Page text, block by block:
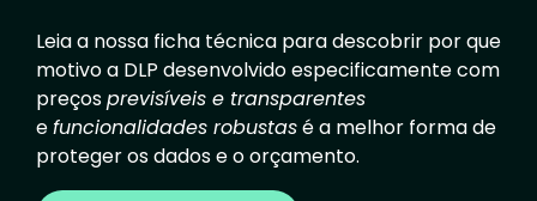
Leia a nossa ficha técnica para descobrir por que
motivo a DLP desenvolvido especificamente com
preçosprevisíveis e transparentes
efuncionalidades robustasé a melhor forma de
proteger os dados e o orçamento.